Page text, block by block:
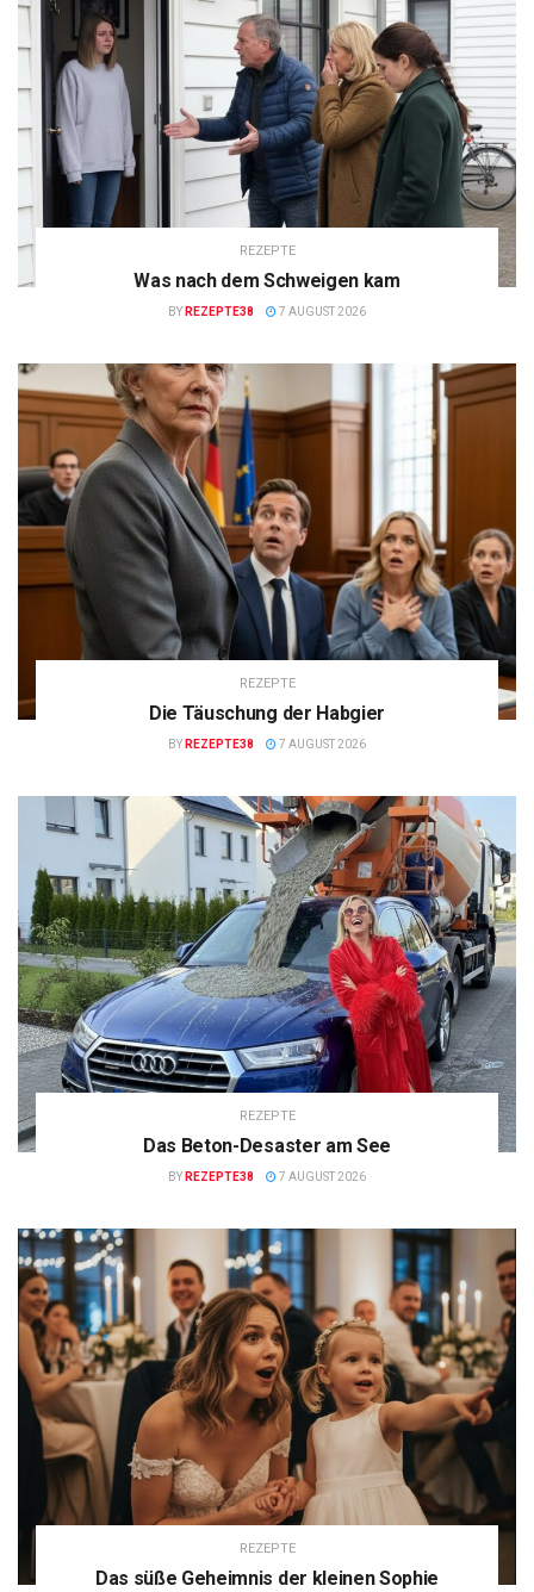
REZEPTE
Was nach dem Schweigen kam
BY REZEPTE38 7 AUGUST 2026
REZEPTE
Die Täuschung der Habgier
BY REZEPTE38 7 AUGUST 2026
REZEPTE
Das Beton-Desaster am See
BY REZEPTE38 7 AUGUST 2026
REZEPTE
Das süße Geheimnis der kleinen Sophie